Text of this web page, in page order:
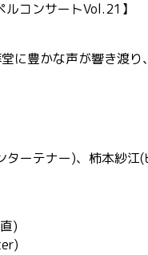
コンサートVol.21】
に豊かな声が響き渡り
ターテナー)、柿本紗江(
)